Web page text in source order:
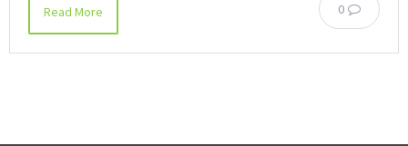
0
Read More